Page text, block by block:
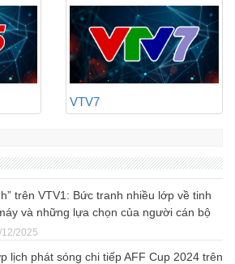
VTV7
trên VTV1: Bức tranh nhiều lớp về tinh
và những lựa chọn của người cán bộ
12/2025
lịch phát sóng chi tiếp AFF Cup 2024 trên